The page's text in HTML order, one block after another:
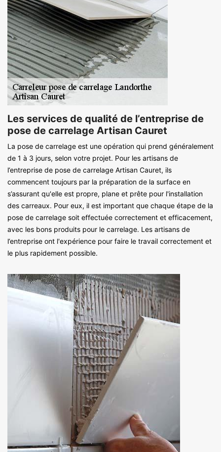
Les services de qualité de l’entreprise de
pose de carrelage Artisan Cauret
La pose de carrelage est une opération qui prend généralement
de 1 à 3 jours, selon votre projet. Pour les artisans de
l’entreprise de pose de carrelage Artisan Cauret, ils
commencent toujours par la préparation de la surface en
s’assurant qu'elle est propre, plane et prête pour l'installation
des carreaux. Pour eux, il est important que chaque étape de la
pose de carrelage soit effectuée correctement et efficacement,
avec les bons produits pour le carrelage. Les artisans de
l’entreprise ont l'expérience pour faire le travail correctement et
le plus rapidement possible.